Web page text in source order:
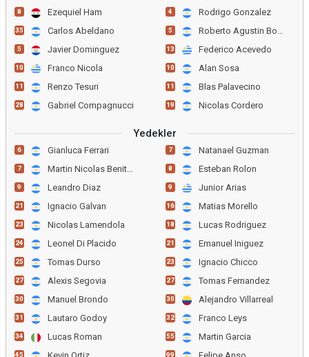
8 Ezequiel Ham
35 Carlos Abeldano
5 Javier Dominguez
10 Franco Nicola
11 Renzo Tesuri
28 Gabriel Compagnucci
4 Rodrigo Gonzalez
5 Roberto Agustin Bochi
13 Federico Acevedo
10 Alan Sosa
11 Blas Palavecino
19 Nicolas Cordero
Yedekler
6 Gianluca Ferrari
7 Martin Nicolas Benitez
9 Leandro Diaz
21 Ignacio Galvan
23 Nicolas Lamendola
24 Leonel Di Placido
25 Tomas Durso
27 Alexis Segovia
30 Manuel Brondo
31 Lautaro Godoy
34 Lucas Roman
45
7 Natanael Guzman
8 Esteban Rolon
9 Junior Arias
16 Matias Morello
18 Lucas Rodriguez
21 Emanuel Iniguez
23 Ignacio Chicco
27 Tomas Fernandez
30 Alejandro Villarreal
32 Franco Leys
55 Martin Garcia
99